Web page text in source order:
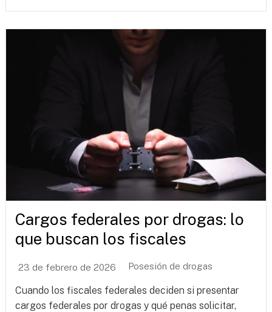
Cargos federales por drogas: lo
que buscan los fiscales
23 de febrero de 2026 Posesión de drogas
Cuando los fiscales federales deciden si presentar
cargos federales por drogas y qué penas solicitar,